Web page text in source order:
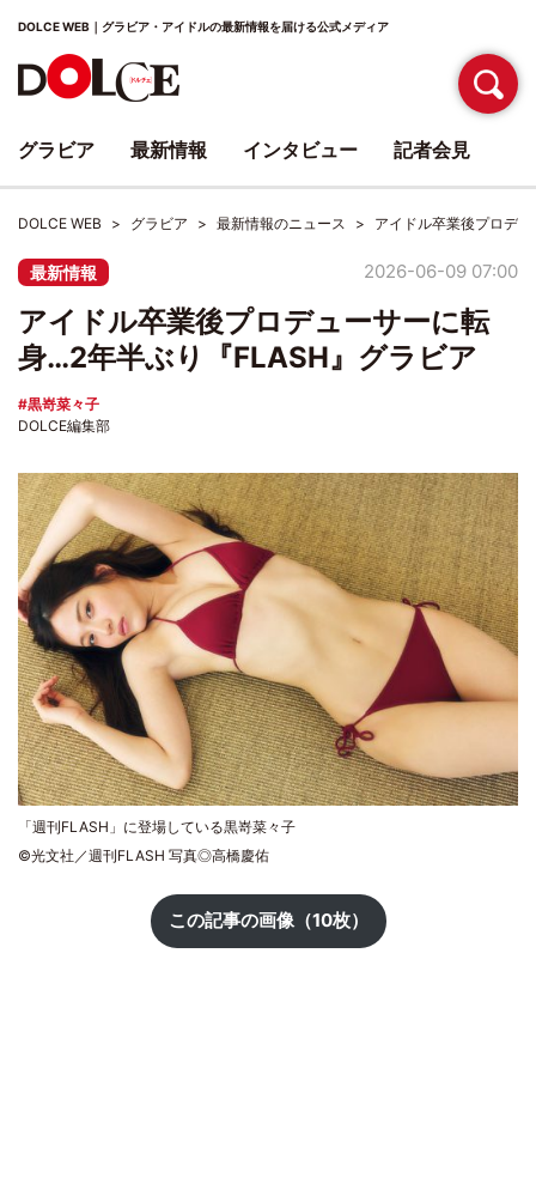
DOLCE WEB｜グラビア・アイドルの最新情報を届ける公式メディア
DOLCE WEB グラビア 最新情報のニュース アイドル卒業後プロデ
最新情報 2026-06-09 07:00
アイドル卒業後プロデューサーに転
身…2年半ぶり『FLASH』グラビア
黒嵜菜々子
DOLCE編集部
「週刊FLASH」に登場している黒嵜菜々子
©光文社／週刊FLASH 写真◎高橋慶佑
この記事の画像（10枚）
グラビア 最新情報 インタビュー 記者会見